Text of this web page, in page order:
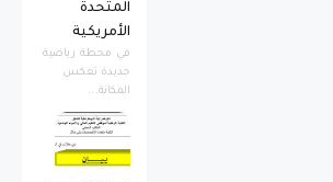
المتحدة
الأمريكية
​في محطة رياضية
جديدة تعكس
المكانة...